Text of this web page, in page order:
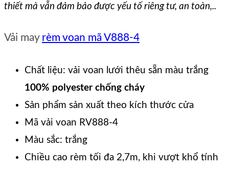
thiết mà vẫn đảm bảo được yếu tố riêng tư, an toàn,..
Vải may rèm voan mã V888-4
Chất liệu: vải voan lưới thêu sẵn màu trắng
100% polyester chống cháy
Sản phẩm sản xuất theo kích thước cửa
Mã vải voan RV888-4
Màu sắc: trắng
Chiều cao rèm tối đa 2,7m, khi vượt khổ tính